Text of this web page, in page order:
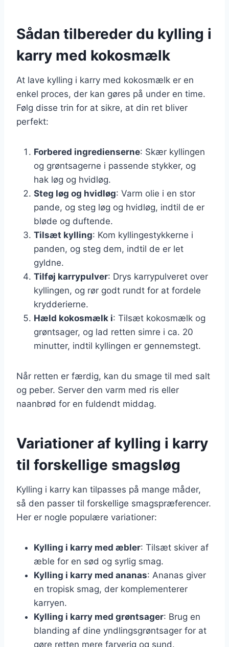
Sådan tilbereder du kylling i
karry med kokosmælk
At lave kylling i karry med kokosmælk er en
enkel proces, der kan gøres på under en time.
Følg disse trin for at sikre, at din ret bliver
perfekt:
Forbered ingredienserne: Skær kyllingen
og grøntsagerne i passende stykker, og
hak løg og hvidløg.
Steg løg og hvidløg: Varm olie i en stor
pande, og steg løg og hvidløg, indtil de er
bløde og duftende.
Tilsæt kylling: Kom kyllingestykkerne i
panden, og steg dem, indtil de er let
gyldne.
Tilføj karrypulver: Drys karrypulveret over
kyllingen, og rør godt rundt for at fordele
krydderierne.
Hæld kokosmælk i: Tilsæt kokosmælk og
grøntsager, og lad retten simre i ca. 20
minutter, indtil kyllingen er gennemstegt.
Når retten er færdig, kan du smage til med salt
og peber. Server den varm med ris eller
naanbrød for en fuldendt middag.
Variationer af kylling i karry
til forskellige smagsløg
Kylling i karry kan tilpasses på mange måder,
så den passer til forskellige smagspræferencer.
Her er nogle populære variationer:
Kylling i karry med æbler: Tilsæt skiver af
æble for en sød og syrlig smag.
Kylling i karry med ananas: Ananas giver
en tropisk smag, der komplementerer
karryen.
Kylling i karry med grøntsager: Brug en
blanding af dine yndlingsgrøntsager for at
gøre retten mere farverig og sund.